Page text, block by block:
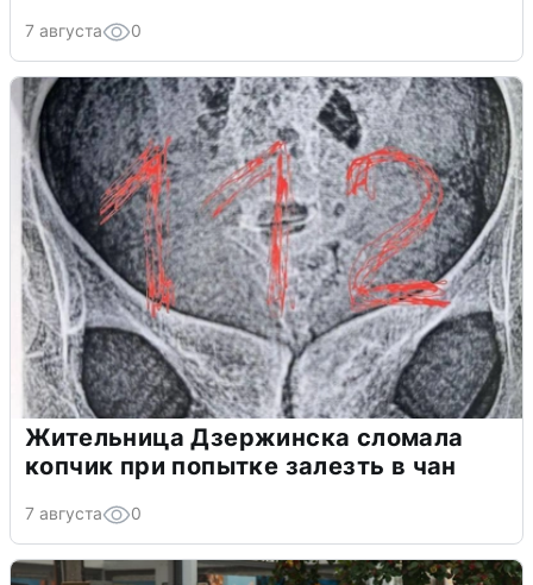
7 августа 0
Жительница Дзержинска сломала
копчик при попытке залезть в чан
7 августа 0